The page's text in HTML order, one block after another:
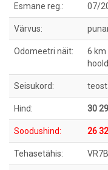
Esmane reg.: 07/
Värvus:
Odomeetri näit:
6 km
Seisukord:
Hind: 30
Soodushind: 26
Tehasetähis: